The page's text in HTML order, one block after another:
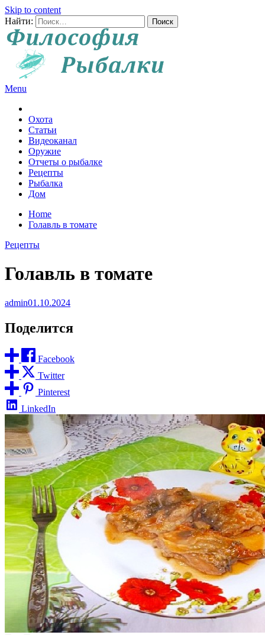
Skip to content
Найти:
Menu
Охота
Статьи
Видеоканал
Оружие
Отчеты о рыбалке
Рецепты
Рыбалка
Дом
Home
Голавль в томате
Рецепты
Голавль в томате
admin01.10.2024
Поделится
Facebook
Twitter
Pinterest
LinkedIn